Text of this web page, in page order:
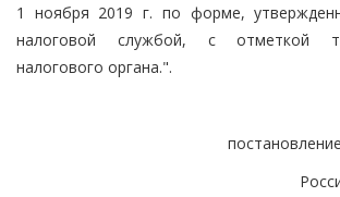
1 ноября 2019 г. по форме,
налоговой службой, с отметкой
налогового органа.".